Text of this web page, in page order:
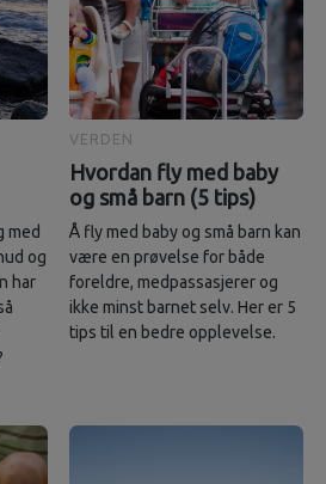
med
og
har
VERDEN
Hvordan fly med baby
og små barn (5 tips)
Å fly med baby og små barn kan
være en prøvelse for både
foreldre, medpassasjerer og
ikke minst barnet selv. Her er 5
tips til en bedre opplevelse.